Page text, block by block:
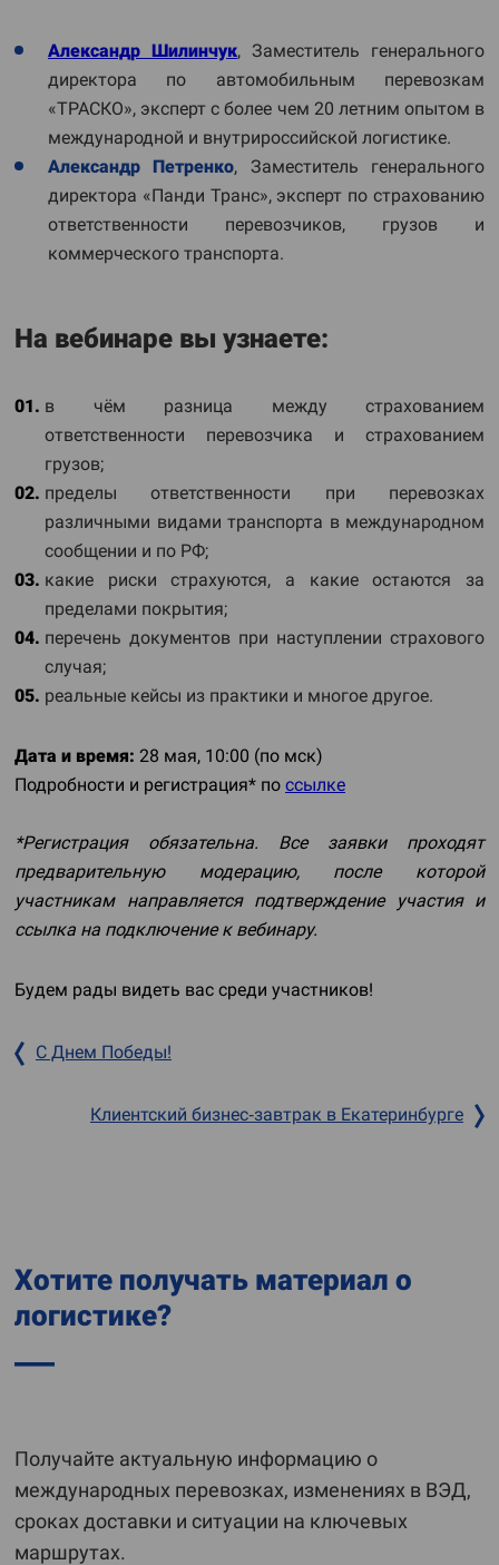
Александр Шилинчук, Заместитель генерального
директора по автомобильным перевозкам
«ТРАСКО», эксперт с более чем 20 летним опытом в
международной и внутрироссийской логистике.
Александр Петренко, Заместитель генерального
директора «Панди Транс», эксперт по страхованию
ответственности перевозчиков, грузов и
коммерческого транспорта.
На вебинаре вы узнаете:
в чём разница между страхованием
ответственности перевозчика и страхованием
грузов;
пределы ответственности при перевозках
различными видами транспорта в международном
сообщении и по РФ;
какие риски страхуются, а какие остаются за
пределами покрытия;
перечень документов при наступлении страхового
случая;
реальные кейсы из практики и многое другое.
Дата и время: 28 мая, 10:00 (по мск)
Подробности и регистрация* по ссылке
*Регистрация обязательна. Все заявки проходят
предварительную модерацию, после которой
участникам направляется подтверждение участия и
ссылка на подключение к вебинару.
Будем рады видеть вас среди участников!
С Днем Победы!
Клиентский бизнес‐завтрак в Екатеринбурге
Хотите получать материал о
логистике?
Получайте актуальную информацию о
международных перевозках, изменениях в ВЭД,
сроках доставки и ситуации на ключевых
маршрутах.